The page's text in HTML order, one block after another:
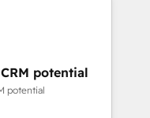
Unlock your
to helping
that fit
thrilled to have
leading the
potential
potential